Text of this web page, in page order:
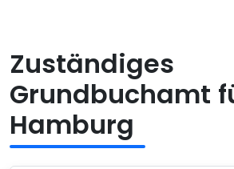
Zuständiges
Grundbuchamt
Hamburg